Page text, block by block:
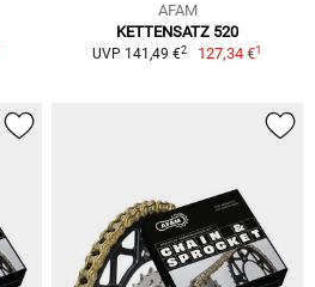
AFAM
KETTENSATZ 520
UVP 141,49 €2 127,34 €1